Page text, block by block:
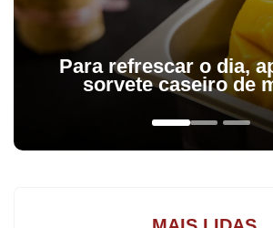
A ausência do argentino, porém, ganha
dramaticidade devido à sua relevância na
nas oitavas. Os últimos seis gols marcados
competição saíram dos seus pés (e
Para refrescar o dia,
sorvete caseiro de